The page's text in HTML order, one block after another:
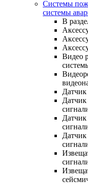
Системы
системы
В
Видео
Датчик